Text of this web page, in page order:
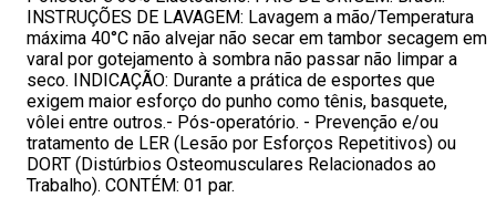
INSTRUÇÕES DE LAVAGEM: Lavagem a mão/Temperatura
máxima 40°C não alvejar não secar em tambor secagem em
varal por gotejamento à sombra não passar não limpar a
seco. INDICAÇÃO: Durante a prática de esportes que
exigem maior esforço do punho como tênis, basquete,
vôlei entre outros.- Pós-operatório. - Prevenção e/ou
tratamento de LER (Lesão por Esforços Repetitivos) ou
DORT (Distúrbios Osteomusculares Relacionados ao
Trabalho). CONTÉM: 01 par.